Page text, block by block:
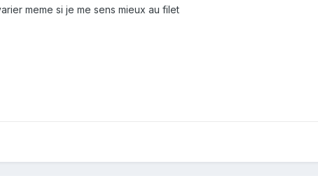
meme si je me sens mieux au filet